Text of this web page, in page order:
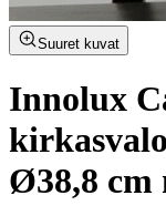
Suuret kuvat
Innolux
Ø38,8 cm